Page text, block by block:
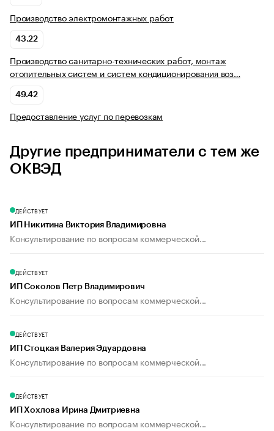
Производство электромонтажных работ
43.22
Производство санитарно-технических работ, монтаж
отопительных систем и систем кондиционирования воз…
49.42
Предоставление услуг по перевозкам
Другие предприниматели с тем же
ОКВЭД
ДЕЙСТВУЕТ
ИП Никитина Виктория Владимировна
Консультирование по вопросам коммерческой...
ДЕЙСТВУЕТ
ИП Соколов Петр Владимирович
Консультирование по вопросам коммерческой...
ДЕЙСТВУЕТ
ИП Стоцкая Валерия Эдуардовна
Консультирование по вопросам коммерческой...
ДЕЙСТВУЕТ
ИП Хохлова Ирина Дмитриевна
Консультирование по вопросам коммерческой...